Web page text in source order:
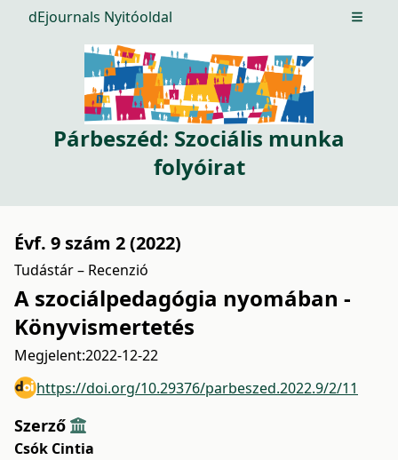
dEjournals Nyitóoldal Open
Párbeszéd: Szociális munka
folyóirat
Évf. 9 szám 2 (2022)
Tudástár – Recenzió
A szociálpedagógia nyomában -
Könyvismertetés
Megjelent:2022-12-22
https://doi.org/10.29376/parbeszed.2022.9/2/11
Szerző
Csók Cintia